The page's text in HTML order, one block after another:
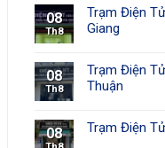
08
Th8
Trạm Điện
Giang
08
Th8
Trạm Điện
Thuận
08 Trạm Điện